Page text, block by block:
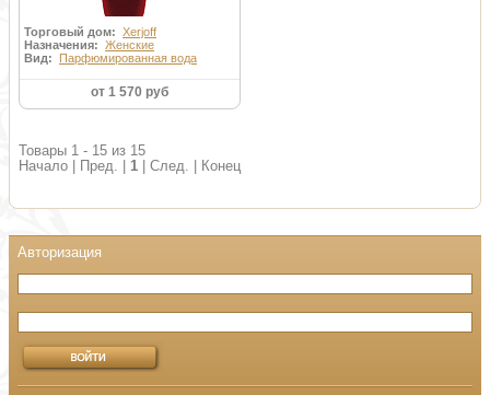
Торговый дом: Xerjoff
Назначения: Женские
Вид: Парфюмированная вода
от 1 570 руб
Товары 1 - 15 из 15
Начало | Пред. | 1 | След. | Конец